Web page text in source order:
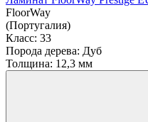
FloorWay
(Португалия)
Класс: 33
Порода дерева: Дуб
Толщина: 12,3 мм